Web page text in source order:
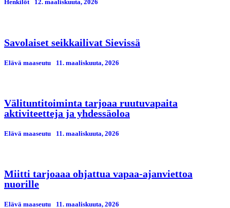
Henkilöt 12. maaliskuuta, 2026
Savolaiset seikkailivat Sievissä
Elävä maaseutu 11. maaliskuuta, 2026
Välituntitoiminta tarjoaa ruutuvapaita
aktiviteetteja ja yhdessäoloa
Elävä maaseutu 11. maaliskuuta, 2026
Miitti tarjoaaa ohjattua vapaa-ajanviettoa
nuorille
Elävä maaseutu 11. maaliskuuta, 2026